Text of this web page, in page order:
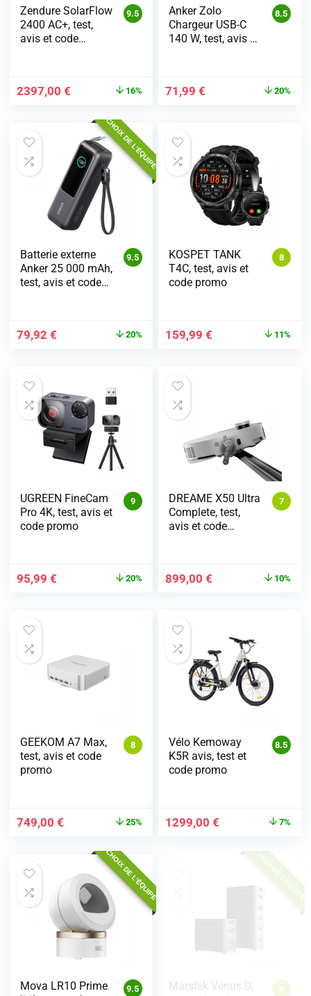
9.5
Zendure SolarFlow
2400 AC+, test,
avis et code
2397,00€ 16%
8.5
Anker Zolo
Chargeur USB-C
140 W, test, avis et
71,99€ 20%
CHOIX DE L'ÉQUIPE
9.5
Batterie externe
Anker 25 000 mAh,
test, avis et code
79,92€ 20%
8
KOSPET TANK
T4C, test, avis et
code promo
159,99€ 11%
9
UGREEN FineCam
Pro 4K, test, avis et
code promo
95,99€ 20%
7
DREAME X50 Ultra
Complete, test,
avis et code
899,00€ 10%
8
GEEKOM A7 Max,
test, avis et code
promo
749,00€ 25%
8.5
Vélo Kemoway
K5R avis, test et
code promo
1299,00€ 7%
CHOIX DE L'ÉQUIPE
9.5
Mova LR10 Prime
CHOIX DE L'ÉQUIPE
8
Marstek Venus D,